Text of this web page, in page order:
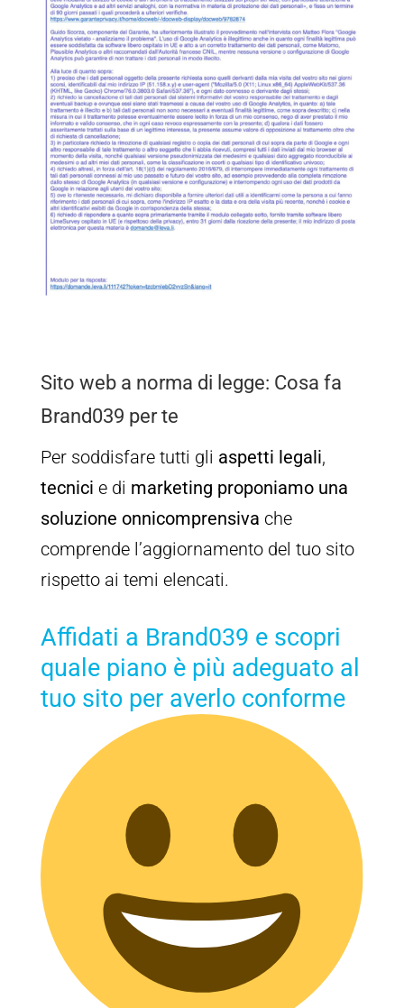
Sito web a norma di legge: Cosa fa
Brand039 per te
Per soddisfare tutti gli aspetti legali,
tecnici e di marketing proponiamo una
soluzione onnicomprensiva che
comprende l’aggiornamento del tuo sito
rispetto ai temi elencati.
Affidati a Brand039 e scopri
quale piano è più adeguato al
tuo sito per averlo conforme